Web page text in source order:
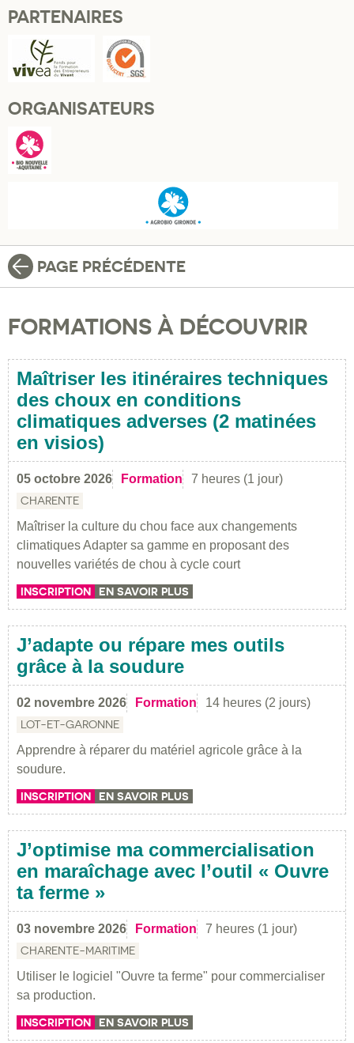
PARTENAIRES
ORGANISATEURS
PAGE PRÉCÉDENTE
FORMATIONS À DÉCOUVRIR
Maîtriser les itinéraires techniques
des choux en conditions
climatiques adverses (2 matinées
en visios)
05 octobre 2026 Formation 7 heures (1 jour)
CHARENTE
Maîtriser la culture du chou face aux changements
climatiques Adapter sa gamme en proposant des
nouvelles variétés de chou à cycle court
INSCRIPTION EN SAVOIR PLUS
J’adapte ou répare mes outils
grâce à la soudure
02 novembre 2026 Formation 14 heures (2 jours)
LOT-ET-GARONNE
Apprendre à réparer du matériel agricole grâce à la
soudure.
INSCRIPTION EN SAVOIR PLUS
J’optimise ma commercialisation
en maraîchage avec l’outil « Ouvre
ta ferme »
03 novembre 2026 Formation 7 heures (1 jour)
CHARENTE-MARITIME
Utiliser le logiciel "Ouvre ta ferme" pour commercialiser
sa production.
INSCRIPTION EN SAVOIR PLUS